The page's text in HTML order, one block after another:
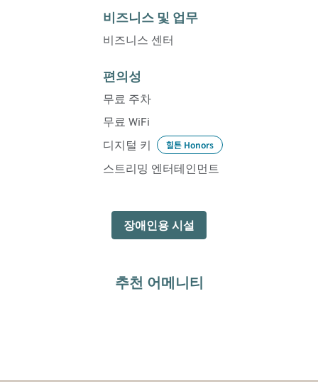
비즈니스 및 업무
비즈니스 센터
편의성
무료 주차
무료 WiFi
디지털 키
힐튼 Honors
스트리밍 엔터테인먼트
장애인용 시설
추천 어메니티
피트니스 센터